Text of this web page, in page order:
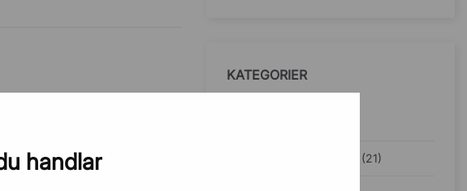
handlar
KATEGORIER
Ergonomisk kontorsstol (21)